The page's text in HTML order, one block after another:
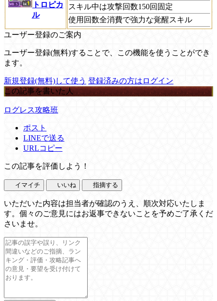
トロピカ
ル
スキル中は攻撃回数150回固定
使用回数全消費で強力な覚醒スキル
ユーザー登録のご案内
ユーザー登録(無料)することで、この機能を使うことができ
ます。
新規登録(無料)して使う 登録済みの方はログイン
この記事を書いた人
ログレス攻略班
ポスト
LINEで送る
URLコピー
この記事を評価しよう！
イマイチ いいね 指摘する
いただいた内容は担当者が確認のうえ、順次対応いたしま
す。個々のご意見にはお返事できないことを予めご了承くだ
さいませ。